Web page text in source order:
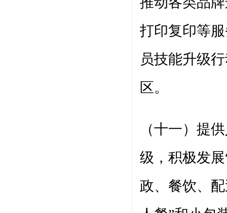
打印复印等
员技能升级
区。
（十一）提
级，积极发
政、餐饮、